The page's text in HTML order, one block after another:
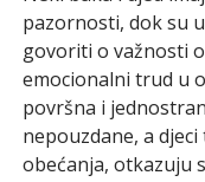
pazornosti, dok su
govoriti o važnosti
emocionalni trud u
površna i
nepouzdane, a
obećanja, otkazuju